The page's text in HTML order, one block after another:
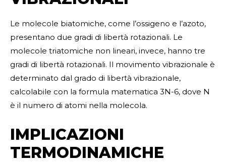
Le molecole biatomiche, come l’ossigeno e l’azoto,
presentano due gradi di libertà rotazionali. Le
molecole triatomiche non lineari, invece, hanno tre
gradi di libertà rotazionali. Il movimento vibrazionale è
determinato dal grado di libertà vibrazionale,
calcolabile con la formula matematica 3N-6, dove N
è il numero di atomi nella molecola.
IMPLICAZIONI
TERMODINAMICHE